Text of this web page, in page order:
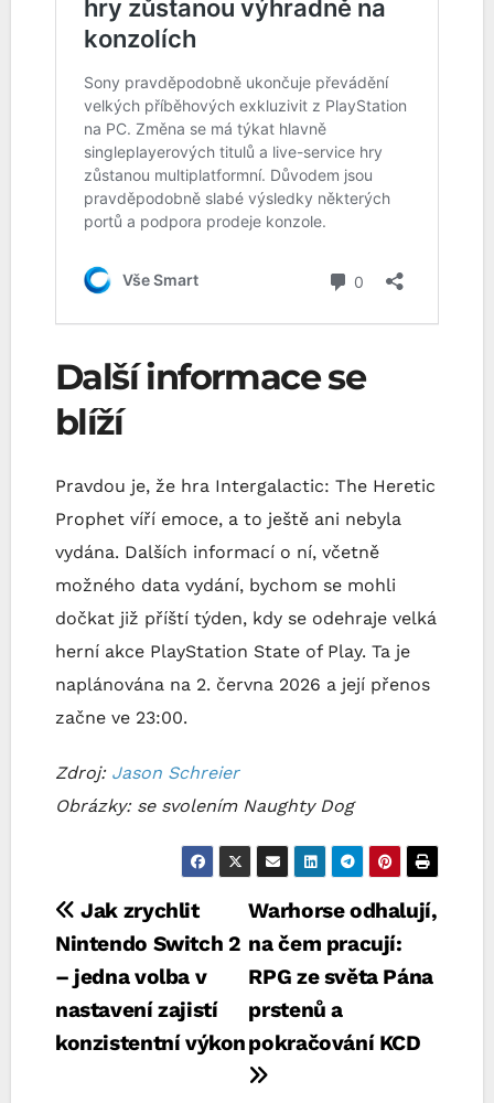
Další informace se
blíží
Pravdou je, že hra Intergalactic: The Heretic
Prophet víří emoce, a to ještě ani nebyla
vydána. Dalších informací o ní, včetně
možného data vydání, bychom se mohli
dočkat již příští týden, kdy se odehraje velká
herní akce PlayStation State of Play. Ta je
naplánována na 2. června 2026 a její přenos
začne ve 23:00.
Zdroj: Jason Schreier
Obrázky: se svolením Naughty Dog
Navigace
pro
příspěvek
Warhorse odhalují,
na čem pracují:
RPG ze světa Pána
prstenů a
pokračování KCD
Jak zrychlit
Nintendo Switch 2
– jedna volba v
nastavení zajistí
konzistentní výkon